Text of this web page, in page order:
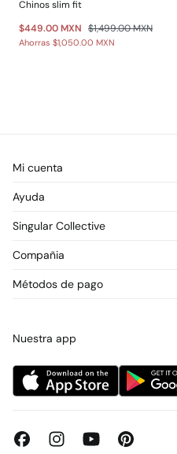
Chinos slim fit
$449.00 MXN $1,499.00 MXN
Ahorras $1,050.00 MXN
Mi cuenta
Registrarme
Direcciones de envío
Ayuda
Preguntas frecuentes
Envío
Promociones vigentes
Singular Collective
¡Únete!
Compañia
Tiendas
Métodos de pago
Nuestra app